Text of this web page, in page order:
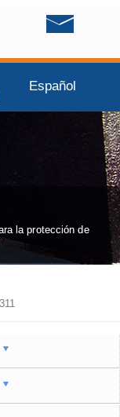
Español
la protección de